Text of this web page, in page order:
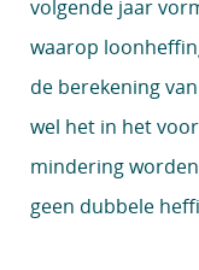
volgende jaar
waarop
de berekening
wel het in het
mindering
geen dubbele